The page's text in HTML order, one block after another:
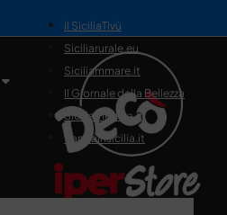
il SiciliaTivù
Siciliarurale.eu
Siciliammare.it
Il Giornale della Bellezza
Siciliamedica.it
Sanitainsicilia.it